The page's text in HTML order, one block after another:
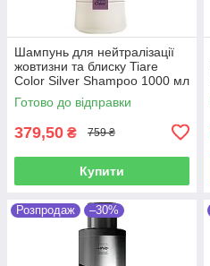
Шампунь для нейтралізації
жовтизни та блиску Tiare
Color Silver Shampoo 1000 мл
Готово до відправки
379,50 ₴ 759 ₴
Купити
Розпродаж –30%